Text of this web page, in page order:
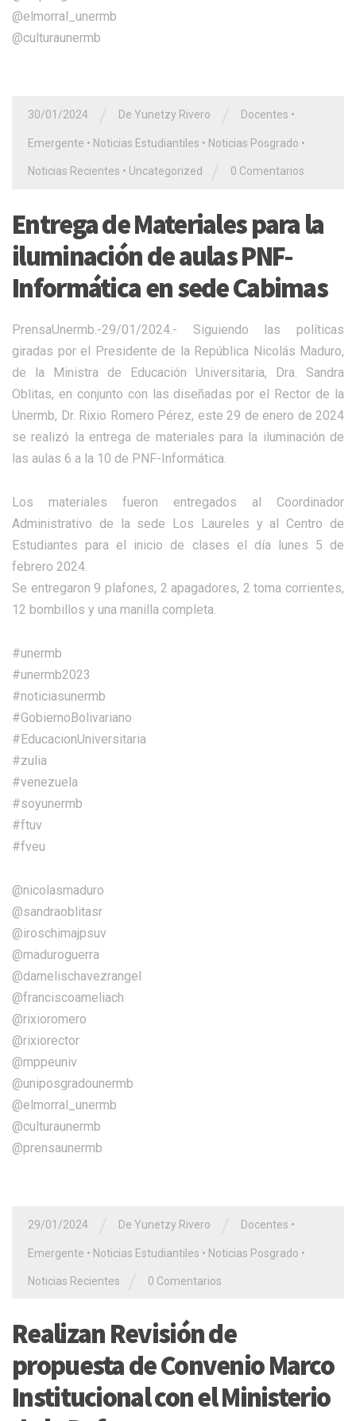
@elmorral_unermb
@culturaunermb
30/01/2024 De Yunetzy Rivero Docentes •
Emergente • Noticias Estudiantiles • Noticias Posgrado •
Noticias Recientes • Uncategorized 0 Comentarios
Entrega de Materiales para la
iluminación de aulas PNF-
Informática en sede Cabimas
PrensaUnermb.-29/01/2024.- Siguiendo las políticas
giradas por el Presidente de la República Nicolás Maduro,
de la Ministra de Educación Universitaria, Dra. Sandra
Oblitas, en conjunto con las diseñadas por el Rector de la
Unermb, Dr. Rixio Romero Pérez, este 29 de enero de 2024
se realizó la entrega de materiales para la iluminación de
las aulas 6 a la 10 de PNF-Informática.
Los materiales fueron entregados al Coordinador
Administrativo de la sede Los Laureles y al Centro de
Estudiantes para el inicio de clases el día lunes 5 de
febrero 2024.
Se entregaron 9 plafones, 2 apagadores, 2 toma corrientes,
12 bombillos y una manilla completa.
#unermb
#unermb2023
#noticiasunermb
#GobiernoBolivariano
#EducacionUniversitaria
#zulia
#venezuela
#soyunermb
#ftuv
#fveu
@nicolasmaduro
@sandraoblitasr
@iroschimajpsuv
@maduroguerra
@damelischavezrangel
@franciscoameliach
@rixioromero
@rixiorector
@mppeuniv
@uniposgradounermb
@elmorral_unermb
@culturaunermb
@prensaunermb
29/01/2024 De Yunetzy Rivero Docentes •
Emergente • Noticias Estudiantiles • Noticias Posgrado •
Noticias Recientes 0 Comentarios
Realizan Revisión de
propuesta de Convenio Marco
Institucional con el Ministerio